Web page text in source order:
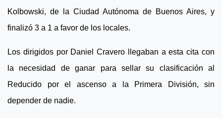
Kolbowski, de la Ciudad Autónoma de Buenos Aires, y
finalizó 3 a 1 a favor de los locales.
Los dirigidos por Daniel Cravero llegaban a esta cita con
la necesidad de ganar para sellar su clasificación al
Reducido por el ascenso a la Primera División, sin
depender de nadie.